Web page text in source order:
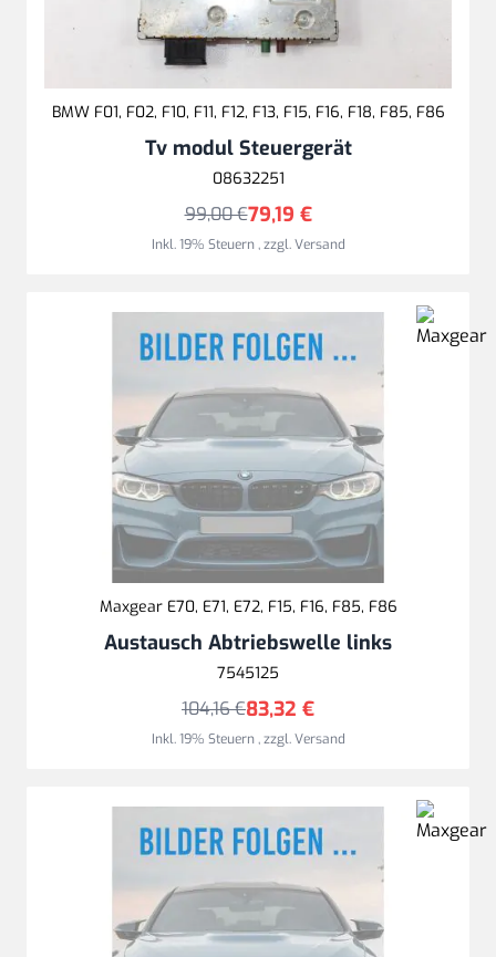
BMW F01, F02, F10, F11, F12, F13, F15, F16, F18, F85, F86
Tv modul Steuergerät
08632251
79,19 €
99,00 €
Inkl. 19% Steuern,zzgl.Versand
Maxgear E70, E71, E72, F15, F16, F85, F86
Austausch Abtriebswelle links
7545125
83,32 €
104,16 €
Inkl. 19% Steuern,zzgl.Versand